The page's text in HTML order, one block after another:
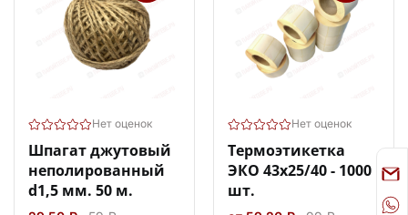
Нет оценок
Шпагат джутовый
неполированный
d1,5 мм. 50 м.
Нет оценок
Термоэтикетка
ЭКО 43х25/40 - 1000
шт.